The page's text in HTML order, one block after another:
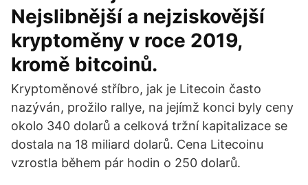
Nejslibnější a nejziskovější
kryptoměny v roce 2019,
kromě bitcoinů.
Kryptoměnové stříbro, jak je Litecoin často
nazýván, prožilo rallye, na jejímž konci byly ceny
okolo 340 dolarů a celková tržní kapitalizace se
dostala na 18 miliard dolarů. Cena Litecoinu
vzrostla během pár hodin o 250 dolarů.